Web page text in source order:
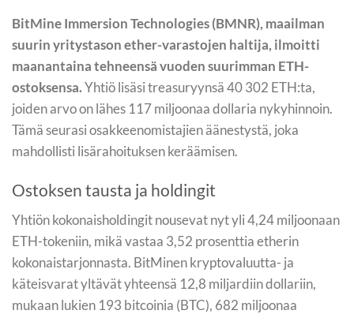
BitMine Immersion Technologies (BMNR), maailman
suurin yritystason ether-varastojen haltija, ilmoitti
maanantaina tehneensä vuoden suurimman ETH-
ostoksensa.Yhtiö lisäsi treasuryynsä 40 302 ETH:ta,
joiden arvo on lähes 117 miljoonaa dollaria nykyhinnoin.
Tämä seurasi osakkeenomistajien äänestystä, joka
mahdollisti lisärahoituksen keräämisen.
Ostoksen tausta ja holdingit
Yhtiön kokonaisholdingit nousevat nyt yli 4,24 miljoonaan
ETH-tokeniin, mikä vastaa 3,52 prosenttia etherin
kokonaistarjonnasta. BitMinen kryptovaluutta- ja
käteisvarat yltävät yhteensä 12,8 miljardiin dollariin,
mukaan lukien 193 bitcoinia (BTC), 682 miljoonaa